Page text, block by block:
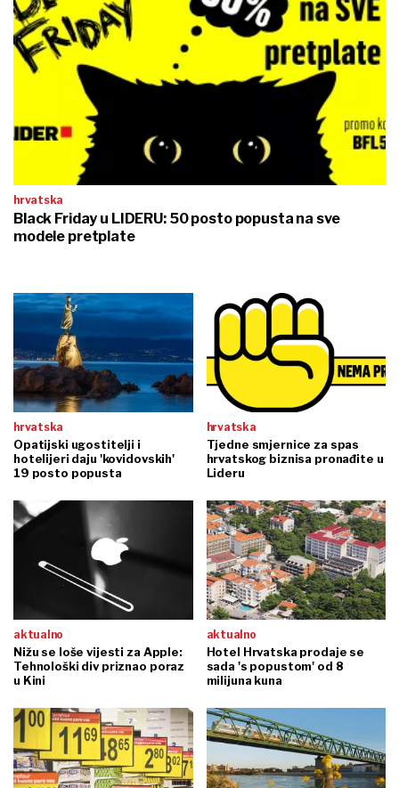
hrvatska
Black Friday u LIDERU: 50 posto popusta na sve
modele pretplate
hrvatska
Opatijski ugostitelji i
hotelijeri daju 'kovidovskih'
19 posto popusta
hrvatska
Tjedne smjernice za spas
hrvatskog biznisa pronađite u
Lideru
aktualno
Nižu se loše vijesti za Apple:
Tehnološki div priznao poraz
u Kini
aktualno
Hotel Hrvatska prodaje se
sada 's popustom' od 8
milijuna kuna